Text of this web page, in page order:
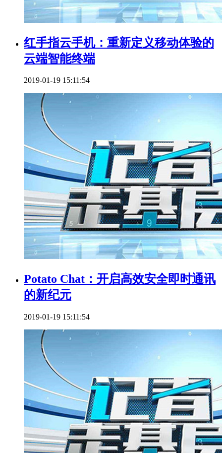
红手指云手机：重新定义移动体验的
云端智能终端
2019-01-19 15:11:54
Potato Chat：开启高效安全即时通讯
的新纪元
2019-01-19 15:11:54